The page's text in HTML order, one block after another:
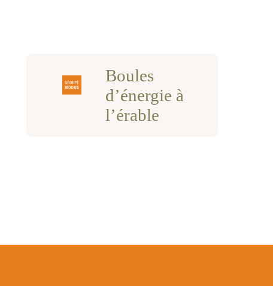
Boules
d’énergie à
l’érable